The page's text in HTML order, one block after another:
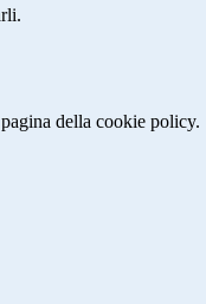
della cookie policy.